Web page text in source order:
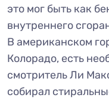
это мог быть как
внутреннего
В американском
Колорадо, есть
смотритель Ли
собирал